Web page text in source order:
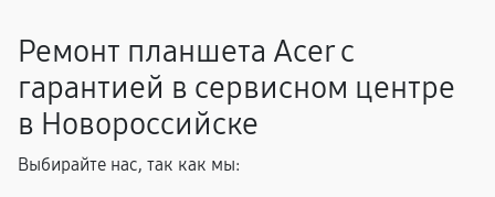
Ремонт планшета Acer с
гарантией в сервисном центре
в Новороссийске
Выбирайте нас, так как мы: